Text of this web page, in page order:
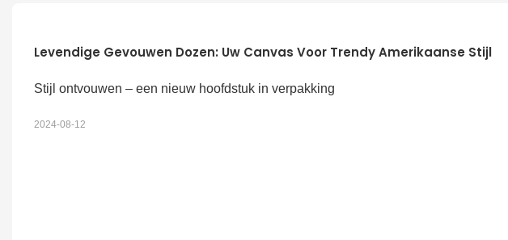
Levendige Gevouwen Dozen: Uw Canvas Voor Trendy Amerikaanse Stijl
Stijl ontvouwen – een nieuw hoofdstuk in verpakking
2024-08-12